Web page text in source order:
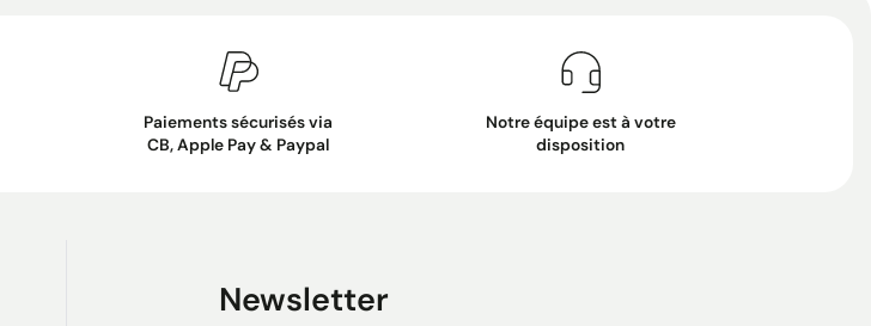
Paiements sécurisés via
CB, Apple Pay & Paypal
Notre équipe est à votre
disposition
Newsletter